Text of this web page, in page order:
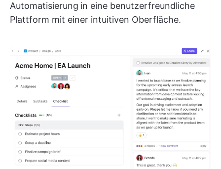
Automatisierung in eine benutzerfreundliche
Plattform mit einer intuitiven Oberfläche.